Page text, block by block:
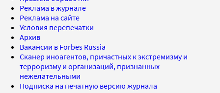
Реклама в журнале
Реклама на сайте
Условия перепечатки
Архив
Вакансии в Forbes Russia
Сканер иноагентов, причастных к экстремизму и
терроризму и организаций, признанных
нежелательными
Подписка на печатную версию журнала